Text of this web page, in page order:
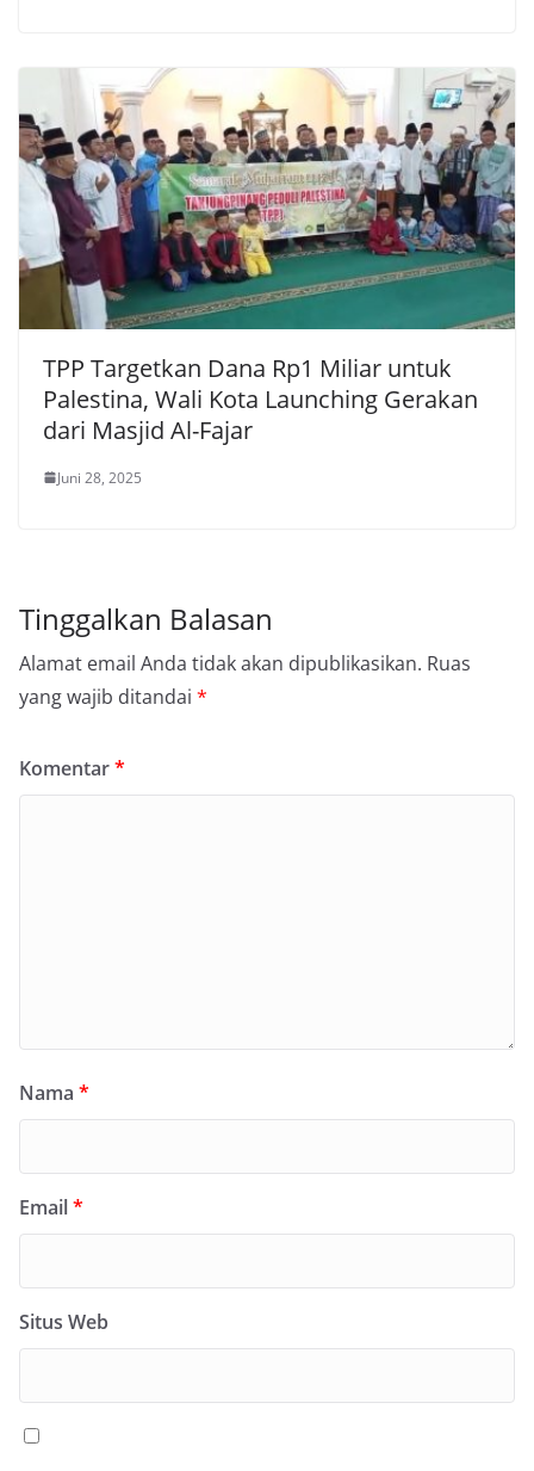
TPP Targetkan Dana Rp1 Miliar untuk
Palestina, Wali Kota Launching Gerakan
dari Masjid Al-Fajar
Juni 28, 2025
Tinggalkan Balasan
Alamat email Anda tidak akan dipublikasikan. Ruas
yang wajib ditandai *
Komentar*
Nama *
Email*
Situs Web